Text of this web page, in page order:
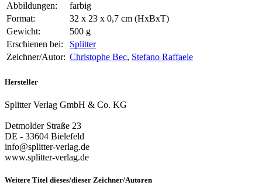
Abbildungen:
farbig
Format:
32 x 23 x 0,7 cm (HxBxT)
Gewicht:
500 g
Erschienen bei:
Splitter
Zeichner/Autor: Christophe Bec, Stefano Raffaele
Hersteller
Splitter Verlag GmbH & Co. KG
Detmolder Straße 23
DE - 33604 Bielefeld
info@splitter-verlag.de
www.splitter-verlag.de
Weitere Titel dieses/dieser Zeichner/Autoren